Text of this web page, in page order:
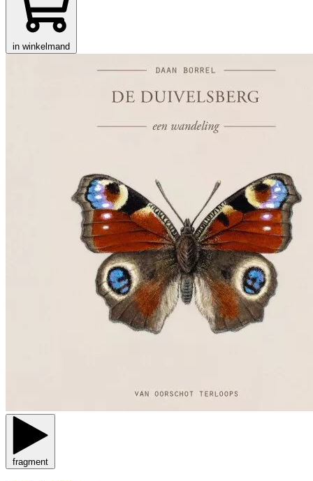
in winkelmand
fragment